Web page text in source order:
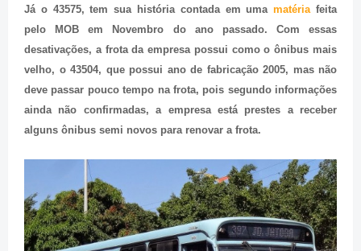
Já o 43575, tem sua história contada em umamatériafeita
pelo MOB em Novembro do ano passado. Com essas
desativações, a frota da empresa possui como o ônibus mais
velho, o 43504, que possui ano de fabricação 2005, mas não
deve passar pouco tempo na frota, pois segundo informações
ainda não confirmadas, a empresa está prestes a receber
alguns ônibus semi novos para renovar a frota.